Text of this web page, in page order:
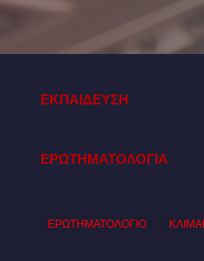
ΕΚΠΑΙΔΕΥΣΗ
ΕΡΩΤΗΜΑΤΟΛΟΓΙΑ
ΕΡΩΤΗΜΑΤΟΛΟΓΙΟ